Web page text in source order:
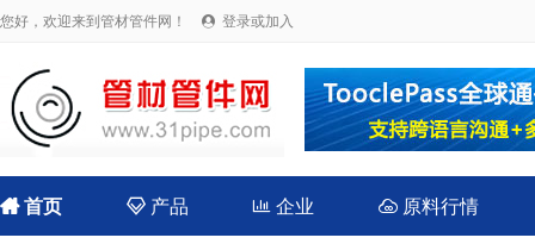
您好，欢迎来到管材管件网！  登录或加入
首页 产品  企业 原料行情